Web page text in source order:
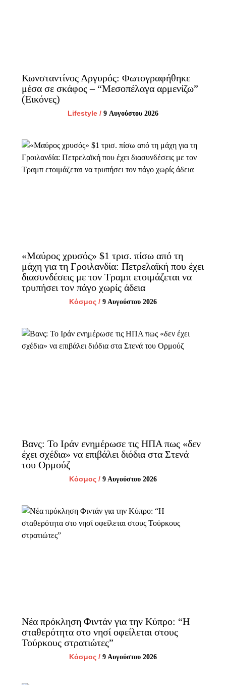
Κωνσταντίνος Αργυρός: Φωτογραφήθηκε
μέσα σε σκάφος – “Μεσοπέλαγα αρμενίζω”
(Εικόνες)
Lifestyle / 9 Αυγούστου 2026
«Μαύρος χρυσός» $1 τρισ. πίσω από τη
μάχη για τη Γροιλανδία: Πετρελαϊκή που έχει
διασυνδέσεις με τον Τραμπ ετοιμάζεται να
τρυπήσει τον πάγο χωρίς άδεια
Κόσμος / 9 Αυγούστου 2026
Βανς: Το Ιράν ενημέρωσε τις ΗΠΑ πως «δεν
έχει σχέδια» να επιβάλει διόδια στα Στενά
του Ορμούζ
Κόσμος / 9 Αυγούστου 2026
Νέα πρόκληση Φιντάν για την Κύπρο: “Η
σταθερότητα στο νησί οφείλεται στους
Τούρκους στρατιώτες”
Κόσμος / 9 Αυγούστου 2026